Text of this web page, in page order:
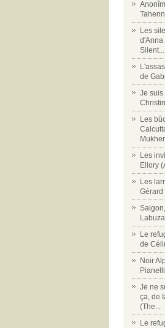
Les
d'Anna
Silent...
de
Je suis
Les
Les
Ellory
Les
Gérard
Le
de
Noir
Pianelli
Je ne
ça, de
(The...
Le